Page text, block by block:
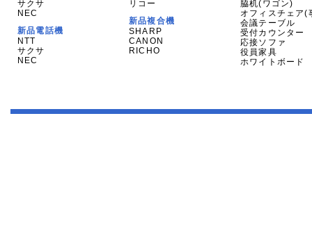
サクサ
NEC
新品電話機
NTT
サクサ
NEC
リコー
新品複合機
SHARP
CANON
RICHO
脇机(ワゴン)
オフィスチェア(
会議テーブル
受付カウンター
応接ソファ
役員家具
ホワイトボード